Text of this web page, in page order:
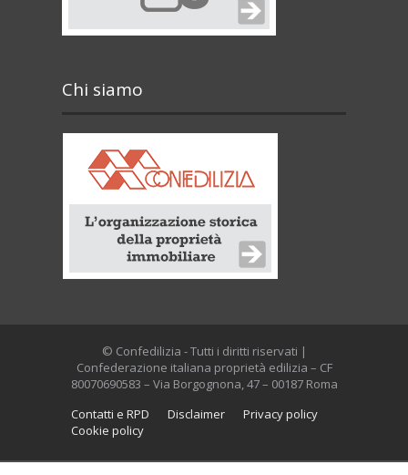
Chi siamo
© Confedilizia - Tutti i diritti riservati |
Confederazione italiana proprietà edilizia – CF
80070690583 – Via Borgognona, 47 – 00187 Roma
Contatti e RPD
Disclaimer
Privacy policy
Cookie policy